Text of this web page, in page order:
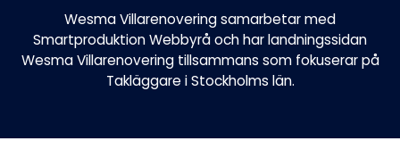
Wesma Villarenovering samarbetar med
Smartproduktion Webbyrå och har landningssidan
Wesma Villarenovering tillsammans som fokuserar på
Takläggare i Stockholms län.